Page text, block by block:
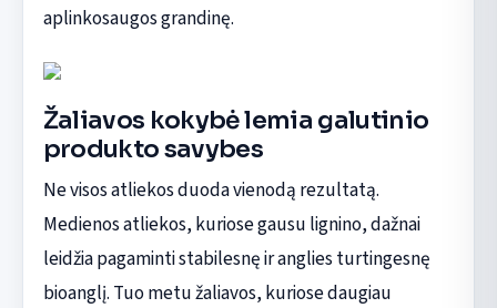
aplinkosaugos grandinę.
Žaliavos kokybė lemia galutinio
produkto savybes
Ne visos atliekos duoda vienodą rezultatą.
Medienos atliekos, kuriose gausu lignino, dažnai
leidžia pagaminti stabilesnę ir anglies turtingesnę
bioanglį. Tuo metu žaliavos, kuriose daugiau